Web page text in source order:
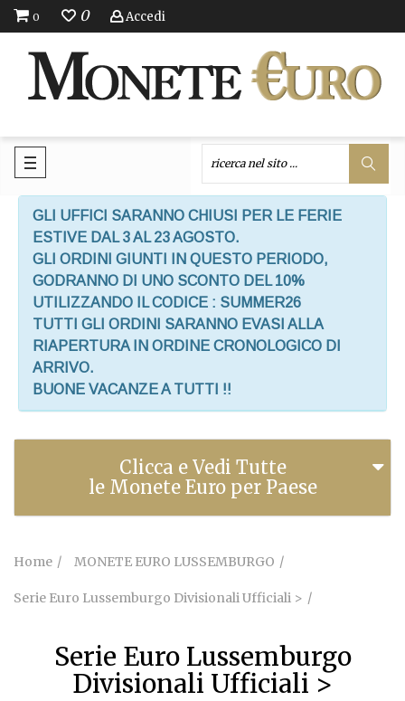
0 0 Accedi
GLI UFFICI SARANNO CHIUSI PER LE FERIE
ESTIVE DAL 3 AL 23 AGOSTO.
GLI ORDINI GIUNTI IN QUESTO PERIODO,
GODRANNO DI UNO SCONTO DEL 10%
UTILIZZANDO IL CODICE : SUMMER26
TUTTI GLI ORDINI SARANNO EVASI ALLA
RIAPERTURA IN ORDINE CRONOLOGICO DI
ARRIVO.
BUONE VACANZE A TUTTI !!
Clicca e Vedi Tutte
le Monete Euro per Paese
Home MONETE EURO LUSSEMBURGO
Serie Euro Lussemburgo Divisionali Ufficiali >
Serie Euro Lussemburgo
Divisionali Ufficiali >